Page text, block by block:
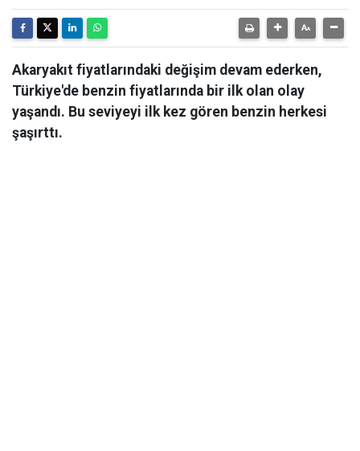
Akaryakıt fiyatlarındaki değişim devam ederken,
Türkiye'de benzin fiyatlarında bir ilk olan olay
yaşandı. Bu seviyeyi ilk kez gören benzin herkesi
şaşırttı.